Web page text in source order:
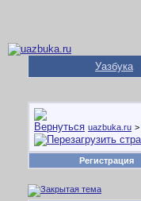
Уазбука
uazbuka.ru >
Регистрация